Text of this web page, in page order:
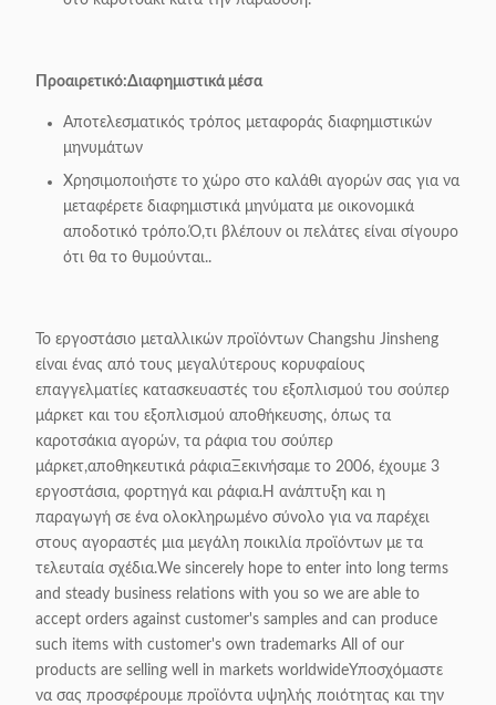
Προαιρετικό:Διαφημιστικά μέσα
Αποτελεσματικός τρόπος μεταφοράς διαφημιστικών
μηνυμάτων
Χρησιμοποιήστε το χώρο στο καλάθι αγορών σας για να
μεταφέρετε διαφημιστικά μηνύματα με οικονομικά
αποδοτικό τρόπο.Ό,τι βλέπουν οι πελάτες είναι σίγουρο
ότι θα το θυμούνται..
Το εργοστάσιο μεταλλικών προϊόντων Changshu Jinsheng
είναι ένας από τους μεγαλύτερους κορυφαίους
επαγγελματίες κατασκευαστές του εξοπλισμού του σούπερ
μάρκετ και του εξοπλισμού αποθήκευσης, όπως τα
καροτσάκια αγορών, τα ράφια του σούπερ
μάρκετ,αποθηκευτικά ράφιαΞεκινήσαμε το 2006, έχουμε 3
εργοστάσια, φορτηγά και ράφια.Η ανάπτυξη και η
παραγωγή σε ένα ολοκληρωμένο σύνολο για να παρέχει
στους αγοραστές μια μεγάλη ποικιλία προϊόντων με τα
τελευταία σχέδια.We sincerely hope to enter into long terms
and steady business relations with you so we are able to
accept orders against customer's samples and can produce
such items with customer's own trademarks All of our
products are selling well in markets worldwideΥποσχόμαστε
να σας προσφέρουμε προϊόντα υψηλής ποιότητας και την